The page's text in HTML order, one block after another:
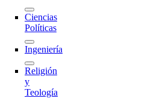
Ciencias
Políticas
Ingeniería
Religión
y
Teología